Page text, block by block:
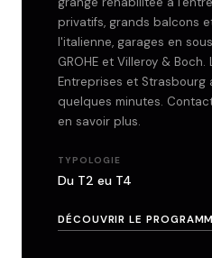
privatifs, grands balcons
l'italienne, garages en
GROHE et Villeroy &
Entreprises et Strasbourg
quelques minutes.
en savoir plus.
TYPOLOGIE
Du T2 eu T4
DÉCOUVRIR LE